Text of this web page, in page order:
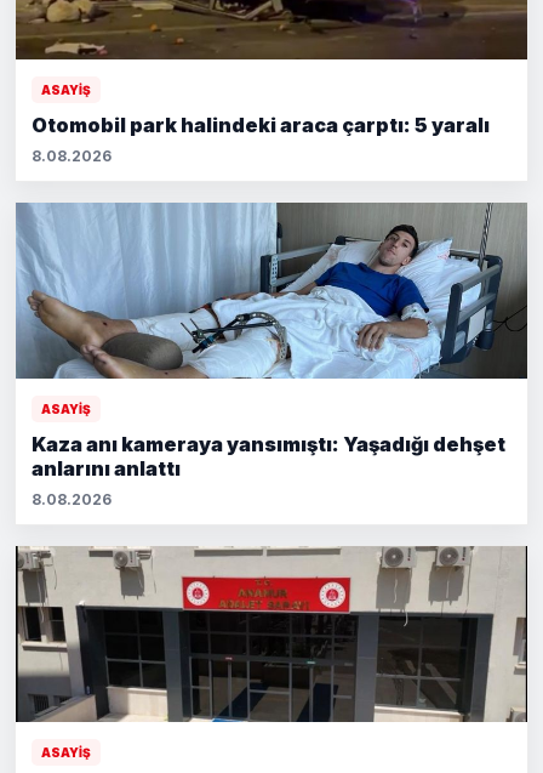
ASAYİŞ
Otomobil park halindeki araca çarptı: 5 yaralı
8.08.2026
ASAYİŞ
Kaza anı kameraya yansımıştı: Yaşadığı dehşet
anlarını anlattı
8.08.2026
ASAYİŞ